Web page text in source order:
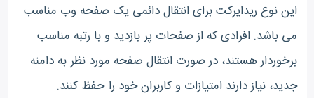
این نوع ریدایرکت برای انتقال دائمی یک صفحه وب مناسب
می باشد. افرادی که از صفحات پر بازدید و با رتبه مناسب
برخوردار هستند، در صورت انتقال صفحه مورد نظر به دامنه
جدید، نیاز دارند امتیازات و کاربران خود را حفظ کنند.